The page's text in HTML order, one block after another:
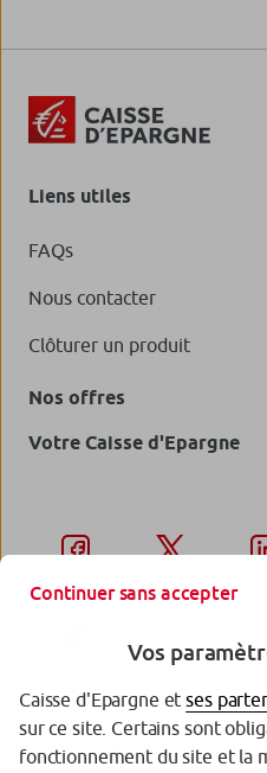
Liens utiles
FAQs
Nous contacter
Clôturer un produit
Nos offres
Votre Caisse d'Epargne
Garantie des Dépôts
Continuer sans accepter
Vos
Caisse d'Epargne etses
sur ce site. Certains sont
fonctionnement du site et la